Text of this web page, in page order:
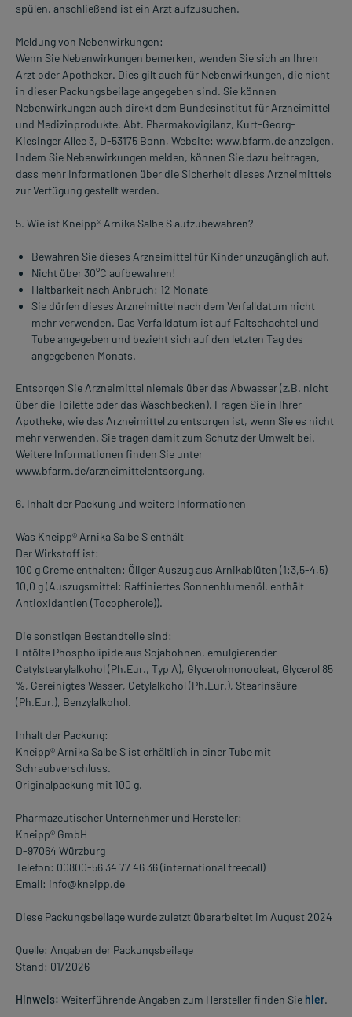
spülen, anschließend ist ein Arzt aufzusuchen.
Meldung von Nebenwirkungen:
Wenn Sie Nebenwirkungen bemerken, wenden Sie sich an Ihren
Arzt oder Apotheker. Dies gilt auch für Nebenwirkungen, die nicht
in dieser Packungsbeilage angegeben sind. Sie können
Nebenwirkungen auch direkt dem Bundesinstitut für Arzneimittel
und Medizinprodukte, Abt. Pharmakovigilanz, Kurt-Georg-
Kiesinger Allee 3, D-53175 Bonn, Website: www.bfarm.de anzeigen.
Indem Sie Nebenwirkungen melden, können Sie dazu beitragen,
dass mehr Informationen über die Sicherheit dieses Arzneimittels
zur Verfügung gestellt werden.
5. Wie ist Kneipp® Arnika Salbe S aufzubewahren?
Bewahren Sie dieses Arzneimittel für Kinder unzugänglich auf.
Nicht über 30°C aufbewahren!
Haltbarkeit nach Anbruch: 12 Monate
Sie dürfen dieses Arzneimittel nach dem Verfalldatum nicht
mehr verwenden. Das Verfalldatum ist auf Faltschachtel und
Tube angegeben und bezieht sich auf den letzten Tag des
angegebenen Monats.
Entsorgen Sie Arzneimittel niemals über das Abwasser (z.B. nicht
über die Toilette oder das Waschbecken). Fragen Sie in Ihrer
Apotheke, wie das Arzneimittel zu entsorgen ist, wenn Sie es nicht
mehr verwenden. Sie tragen damit zum Schutz der Umwelt bei.
Weitere Informationen finden Sie unter
www.bfarm.de/arzneimittelentsorgung.
6. Inhalt der Packung und weitere Informationen
Was Kneipp® Arnika Salbe S enthält
Der Wirkstoff ist:
100 g Creme enthalten: Öliger Auszug aus Arnikablüten (1:3,5-4,5)
10,0 g (Auszugsmittel: Raffiniertes Sonnenblumenöl, enthält
Antioxidantien (Tocopherole)).
Die sonstigen Bestandteile sind:
Entölte Phospholipide aus Sojabohnen, emulgierender
Cetylstearylalkohol (Ph.Eur., Typ A), Glycerolmonooleat, Glycerol 85
%, Gereinigtes Wasser, Cetylalkohol (Ph.Eur.), Stearinsäure
(Ph.Eur.), Benzylalkohol.
Inhalt der Packung:
Kneipp® Arnika Salbe S ist erhältlich in einer Tube mit
Schraubverschluss.
Originalpackung mit 100 g.
Pharmazeutischer Unternehmer und Hersteller:
Kneipp® GmbH
D-97064 Würzburg
Telefon: 00800-56 34 77 46 36 (international freecall)
Email: info@kneipp.de
Diese Packungsbeilage wurde zuletzt überarbeitet im August 2024
Quelle: Angaben der Packungsbeilage
Stand: 01/2026
Hinweis: Weiterführende Angaben zum Hersteller finden Sie hier.